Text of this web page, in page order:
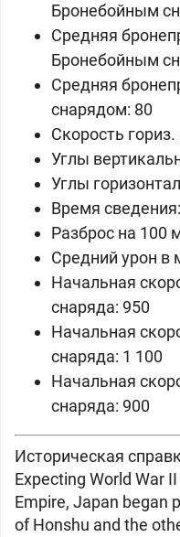
Бронебойным
Средняя
Бронебойным
Средняя
снарядом: 80
Скорость
Углы
Углы
Время
Разброс на 100
Средний урон в
Начальная
снаряда: 950
Начальная
снаряда: 1 100
Начальная
снаряда: 900
Историческая
Expecting World War
Empire, Japan began
of Honshu and the